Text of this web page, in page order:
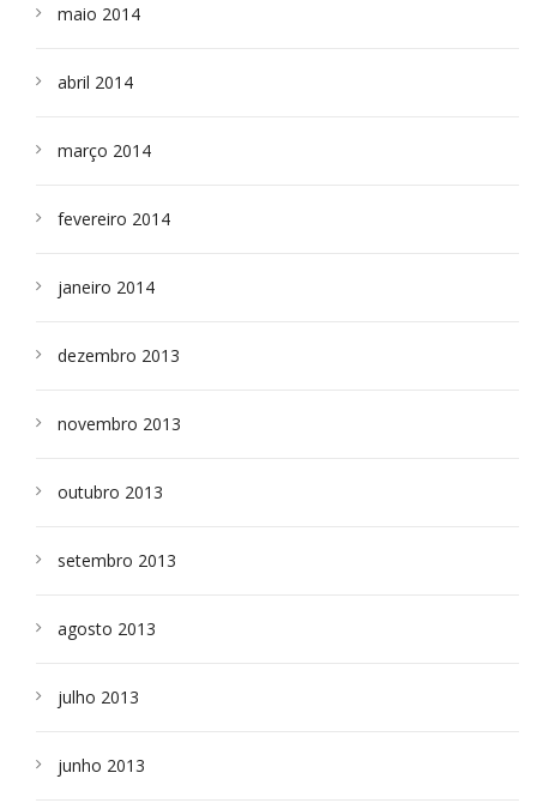
maio 2014
abril 2014
março 2014
fevereiro 2014
janeiro 2014
dezembro 2013
novembro 2013
outubro 2013
setembro 2013
agosto 2013
julho 2013
junho 2013